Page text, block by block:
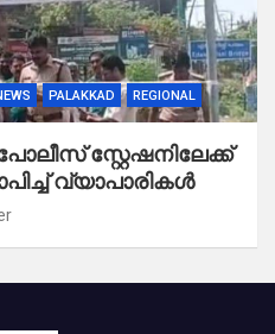
PALAKKAD REGIONAL
സ്റ്റേഷനിലേക്ക്
വ്യാപാരികൾ